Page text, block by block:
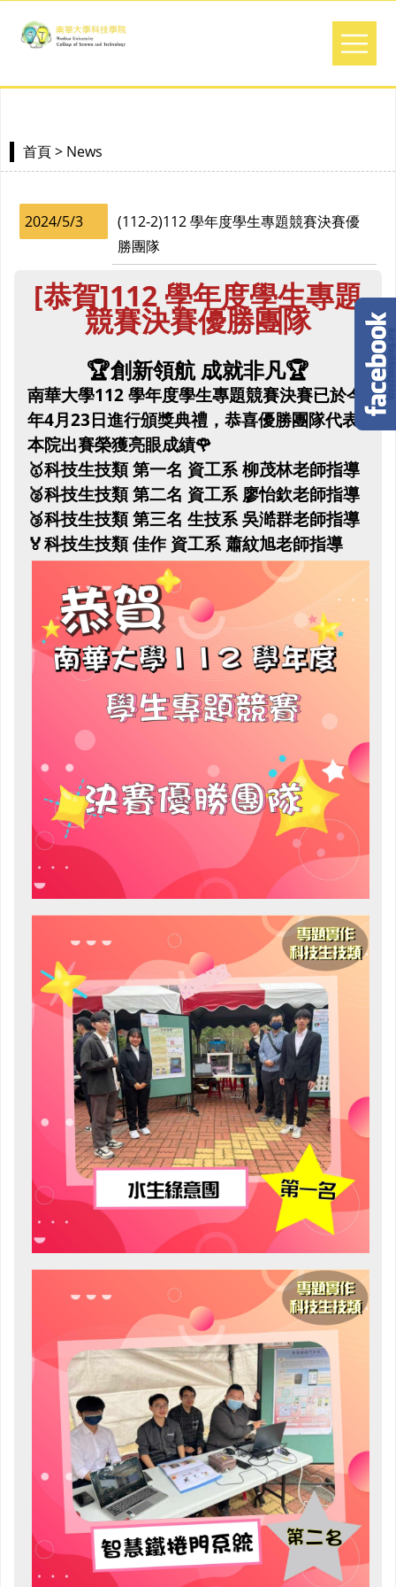
首頁 > News
2024/5/3
(112-2)112 學年度學生專題競賽決賽優
勝團隊
[恭賀]112 學年度學生專題
競賽決賽優勝團隊
🏆創新領航 成就非凡🏆
南華大學112 學年度學生專題競賽決賽已於今
年4月23日進行頒獎典禮，恭喜優勝團隊代表
本院出賽榮獲亮眼成績🌹
🥇科技生技類 第一名 資工系 柳茂林老師指導
🥈科技生技類 第二名 資工系 廖怡欽老師指導
🥉科技生技類 第三名 生技系 吳澔群老師指導
🏅科技生技類 佳作 資工系 蕭紋旭老師指導